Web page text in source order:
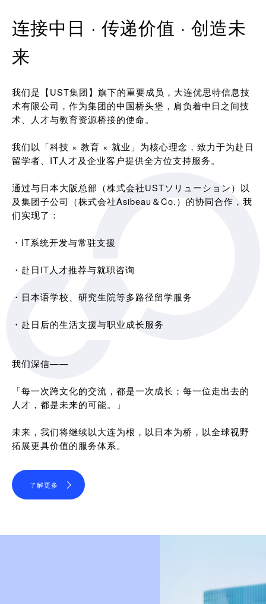
连接中日 · 传递价值 · 创造未
来
我们是【UST集团】旗下的重要成员，大连优思特信息技
术有限公司，作为集团的中国桥头堡，肩负着中日之间技
术、人才与教育资源桥接的使命。
我们以「科技 × 教育 × 就业」为核心理念，致力于为赴日
留学者、IT人才及企业客户提供全方位支持服务。
通过与日本大阪总部（株式会社USTソリューション）以
及集团子公司（株式会社Asibeau＆Co.）的协同合作，我
们实现了：
・IT系统开发与常驻支援
・赴日IT人才推荐与就职咨询
・日本语学校、研究生院等多路径留学服务
・赴日后的生活支援与职业成长服务
我们深信——
「每一次跨文化的交流，都是一次成长；每一位走出去的
人才，都是未来的可能。」
未来，我们将继续以大连为根，以日本为桥，以全球视野
拓展更具价值的服务体系。
了解更多